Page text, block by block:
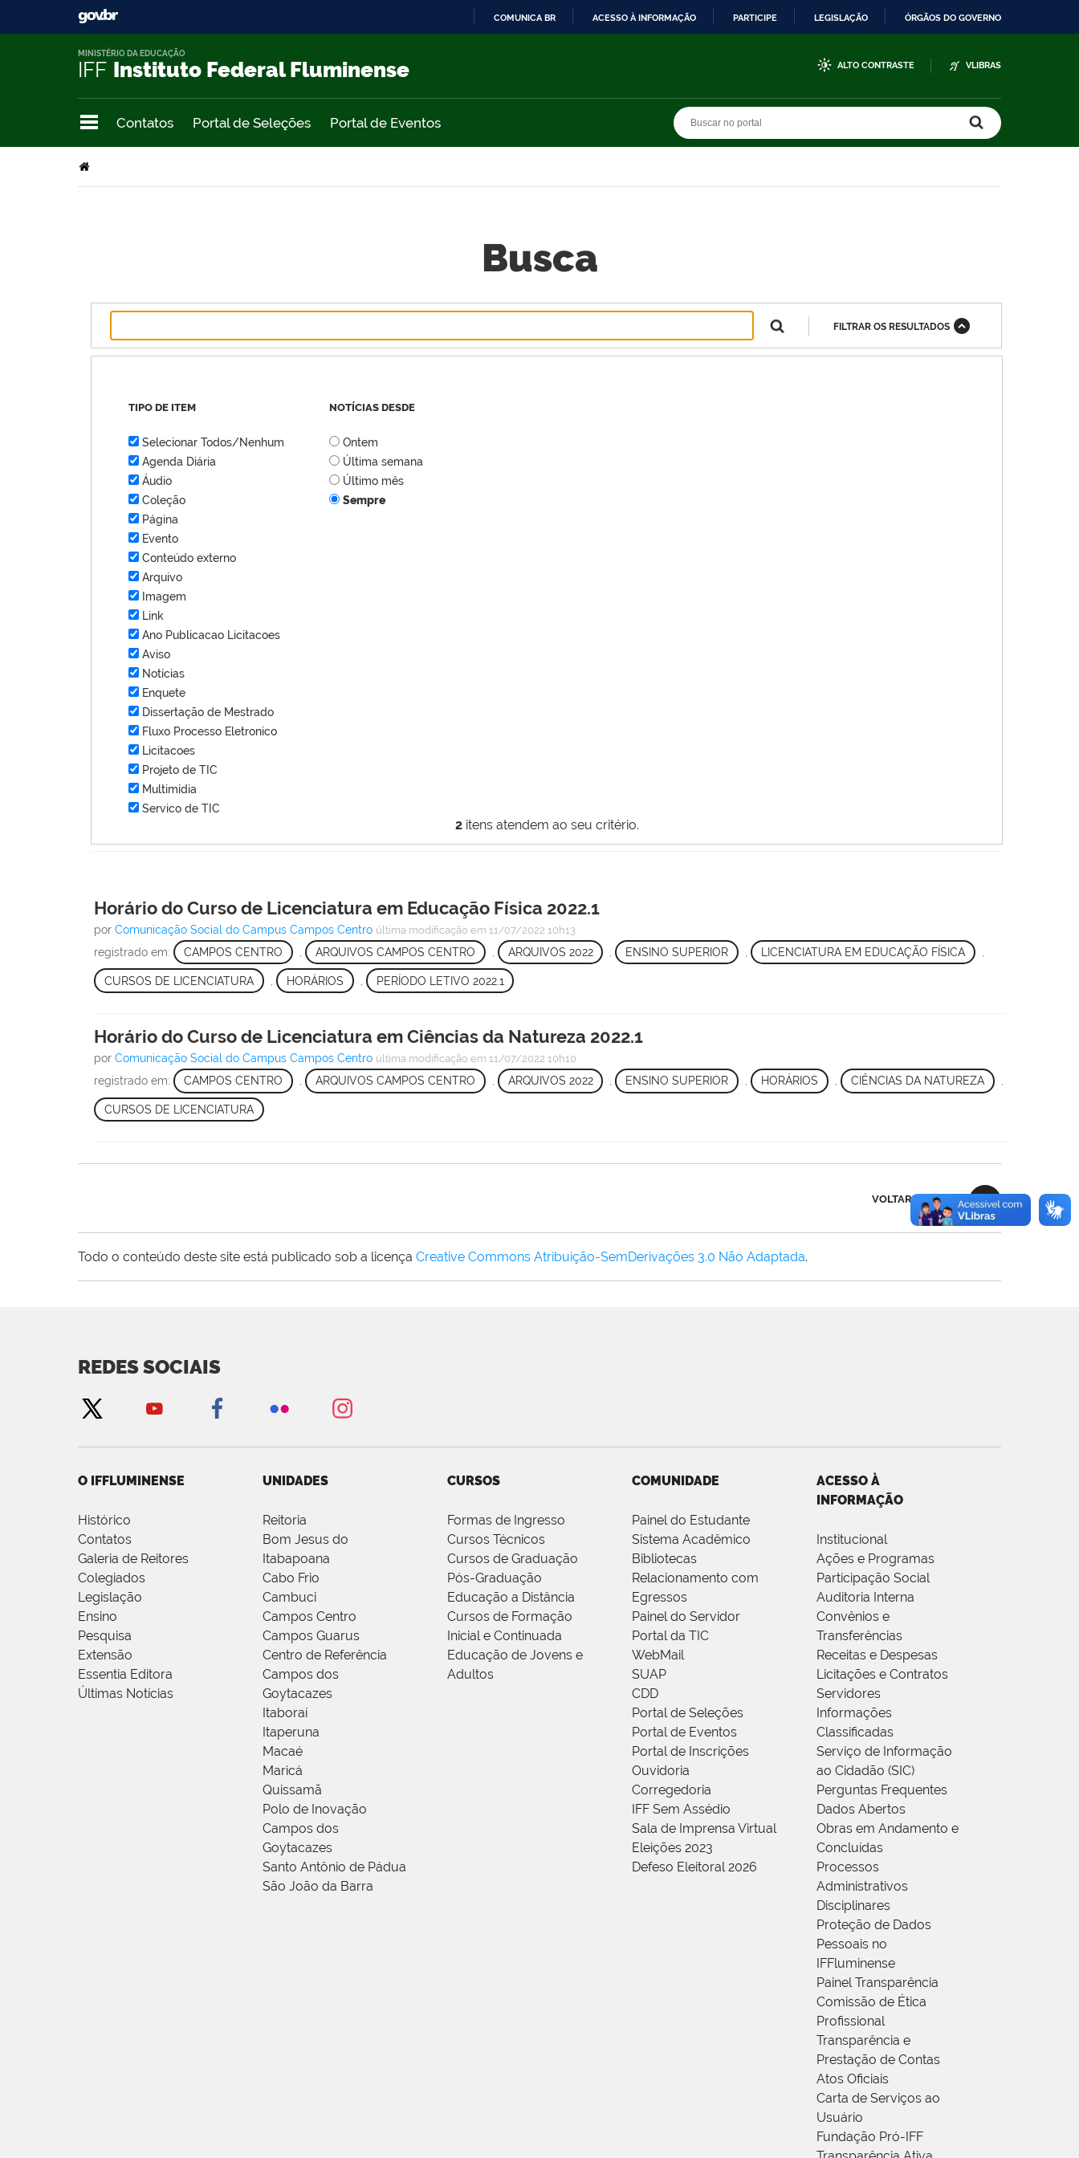
COMUNICA BR ACESSO À INFORMAÇÃO PARTICIPE LEGISLAÇÃO ÓRGÃOS DO GOVERNO
IFF Instituto Federal Fluminense
MINISTÉRIO DA EDUCAÇÃO
ALTO CONTRASTE VLIBRAS
Contatos Portal de Seleções Portal de Eventos
Busca
2itens atendem ao seu critério.
FILTRAR OS RESULTADOS
TIPO DE ITEM
Selecionar Todos/Nenhum
Agenda Diária
Áudio
Coleção
Página
Evento
Conteúdo externo
Arquivo
Imagem
Link
Ano Publicacao Licitacoes
Aviso
Notícias
Enquete
Dissertação de Mestrado
Fluxo Processo Eletronico
Licitacoes
Projeto de TIC
Multimídia
Servico de TIC
NOTÍCIAS DESDE
Ontem
Última semana
Último mês
Sempre
Horário do Curso de Licenciatura em Educação Física 2022.1
porComunicação Social do Campus Campos Centro última modificação em 11/07/2022 10h13
registrado em: CAMPOS CENTRO ARQUIVOS CAMPOS CENTRO ARQUIVOS 2022 , ENSINO SUPERIOR , LICENCIATURA EM EDUCAÇÃO FÍSICA
CURSOS DE LICENCIATURA HORÁRIOS PERÍODO LETIVO 2022.1
Horário do Curso de Licenciatura em Ciências da Natureza 2022.1
porComunicação Social do Campus Campos Centro última modificação em 11/07/2022 10h10
registrado em: CAMPOS CENTRO , ARQUIVOS CAMPOS CENTRO , ARQUIVOS 2022 , ENSINO SUPERIOR , HORÁRIOS , CIÊNCIAS DA NATUREZA ,
CURSOS DE LICENCIATURA
VOLTAR AO TOPO
Todo o conteúdo deste site está publicado sob a licença Creative Commons Atribuição-SemDerivações 3.0 Não Adaptada.
REDES SOCIAIS
O IFFLUMINENSE
Histórico
Contatos
Galeria de Reitores
Colegiados
Legislação
Ensino
Pesquisa
Extensão
Essentia Editora
Últimas Notícias
UNIDADES
Reitoria
Bom Jesus do
Itabapoana
Cabo Frio
Cambuci
Campos Centro
Campos Guarus
Centro de Referência
Campos dos
Goytacazes
Itaboraí
Itaperuna
Macaé
Maricá
Quissamã
Polo de Inovação
Campos dos
Goytacazes
Santo Antônio de Pádua
São João da Barra
CURSOS
Formas de Ingresso
Cursos Técnicos
Cursos de Graduação
Pós-Graduação
Educação a Distância
Cursos de Formação
Inicial e Continuada
Educação de Jovens e
Adultos
COMUNIDADE
Painel do Estudante
Sistema Acadêmico
Bibliotecas
Relacionamento com
Egressos
Painel do Servidor
Portal da TIC
WebMail
SUAP
CDD
Portal de Seleções
Portal de Eventos
Portal de Inscrições
Ouvidoria
Corregedoria
IFF Sem Assédio
Sala de Imprensa Virtual
Eleições 2023
Defeso Eleitoral 2026
ACESSO À
INFORMAÇÃO
Institucional
Ações e Programas
Participação Social
Auditoria Interna
Convênios e
Transferências
Receitas e Despesas
Licitações e Contratos
Servidores
Informações
Classificadas
Serviço de Informação
ao Cidadão (SIC)
Perguntas Frequentes
Dados Abertos
Obras em Andamento e
Concluídas
Processos
Administrativos
Disciplinares
Proteção de Dados
Pessoais no
IFFluminense
Painel Transparência
Comissão de Ética
Profissional
Transparência e
Prestação de Contas
Atos Oficiais
Carta de Serviços ao
Usuário
Fundação Pró-IFF